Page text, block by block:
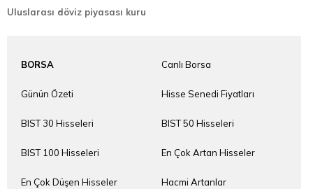
Uluslarası döviz piyasası kuru
BORSA Canlı Borsa
Günün Özeti Hisse Senedi Fiyatları
BIST 30 Hisseleri BIST 50 Hisseleri
BIST 100 Hisseleri En Çok Artan Hisseler
En Çok Düşen Hisseler Hacmi Artanlar